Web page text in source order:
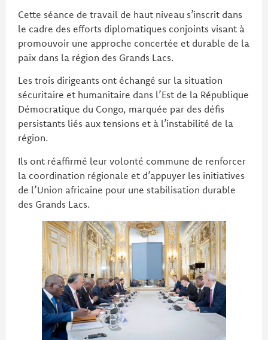
Cette séance de travail de haut niveau s’inscrit dans
le cadre des efforts diplomatiques conjoints visant à
promouvoir une approche concertée et durable de la
paix dans la région des Grands Lacs.
Les trois dirigeants ont échangé sur la situation
sécuritaire et humanitaire dans l’Est de la République
Démocratique du Congo, marquée par des défis
persistants liés aux tensions et à l’instabilité de la
région.
Ils ont réaffirmé leur volonté commune de renforcer
la coordination régionale et d’appuyer les initiatives
de l’Union africaine pour une stabilisation durable
des Grands Lacs.